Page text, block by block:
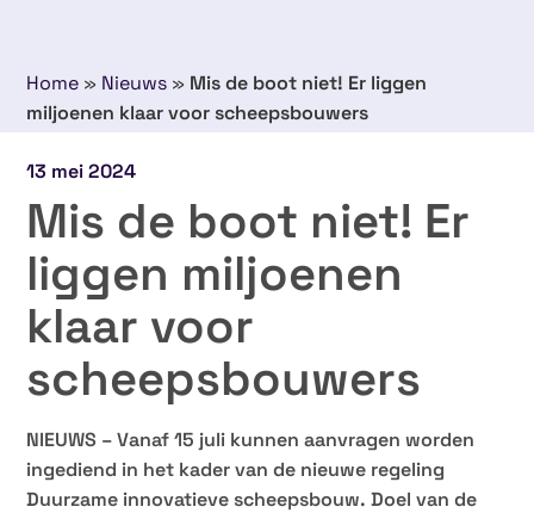
Home » Nieuws » Mis de boot niet! Er liggen
miljoenen klaar voor scheepsbouwers
13 mei 2024
Mis de boot niet! Er
liggen miljoenen
klaar voor
scheepsbouwers
NIEUWS – Vanaf 15 juli kunnen aanvragen worden
ingediend in het kader van de nieuwe regeling
Duurzame innovatieve scheepsbouw. Doel van de